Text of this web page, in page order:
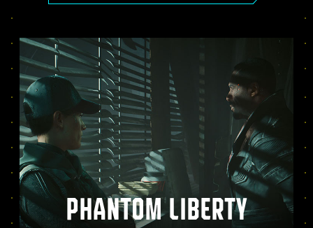
mejor mercenario de la ciudad. Entabla
enemigos desde lejos o infíltrate con sigilo
en lugares fuertemente vigilados.
PHANTOM LIBERTY